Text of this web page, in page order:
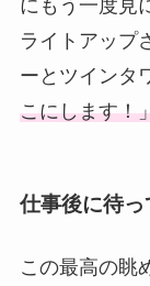
にもう一度見
ライトアップ
ーとツインタ
こにします！
仕事後に待
この最高の眺